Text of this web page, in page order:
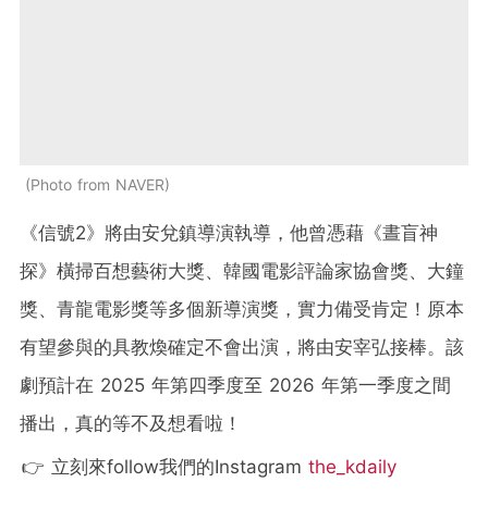
Photo from NAVER
《信號2》將由安兌鎮導演執導，他曾憑藉《晝盲神
探》橫掃百想藝術大獎、韓國電影評論家協會獎、大鐘
獎、青龍電影獎等多個新導演獎，實力備受肯定！原本
有望參與的具教煥確定不會出演，將由安宰弘接棒。該
劇預計在 2025 年第四季度至 2026 年第一季度之間
播出，真的等不及想看啦！
👉 立刻來follow我們的Instagram the_kdaily